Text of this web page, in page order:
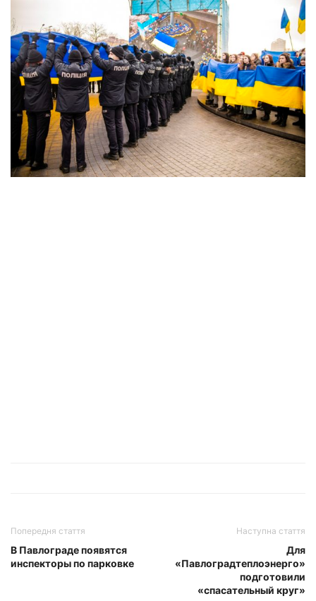
Попередня стаття
В Павлограде появятся
инспекторы по парковке
Наступна стаття
Для
«Павлоградтеплоэнерго»
подготовили
«спасательный круг»